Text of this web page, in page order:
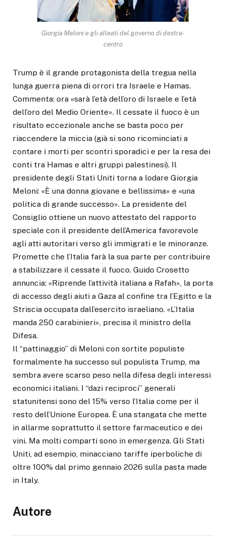
Giorgia Meloni e gli alleati del governo di destra-
centro
Trump è il grande protagonista della tregua nella
lunga guerra piena di orrori tra Israele e Hamas.
Commenta: ora «sarà l’età dell’oro di Israele e l’età
dell’oro del Medio Oriente». Il cessate il fuoco è un
risultato eccezionale anche se basta poco per
riaccendere la miccia (già si sono ricominciati a
contare i morti per scontri sporadici e per la resa dei
conti tra Hamas e altri gruppi palestinesi). Il
presidente degli Stati Uniti torna a lodare Giorgia
Meloni: «È una donna giovane e bellissima» e «una
politica di grande successo». La presidente del
Consiglio ottiene un nuovo attestato del rapporto
speciale con il presidente dell’America favorevole
agli atti autoritari verso gli immigrati e le minoranze.
Promette che l’Italia farà la sua parte per contribuire
a stabilizzare il cessate il fuoco. Guido Crosetto
annuncia: «Riprende l’attività italiana a Rafah», la porta
di accesso degli aiuti a Gaza al confine tra l’Egitto e la
Striscia occupata dall’esercito israeliano. «L’Italia
manda 250 carabinieri», precisa il ministro della
Difesa.
Il “pattinaggio” di Meloni con sortite populiste
formalmente ha successo sul populista Trump, ma
sembra avere scarso peso nella difesa degli interessi
economici italiani. I “dazi reciproci” generali
statunitensi sono del 15% verso l’Italia come per il
resto dell’Unione Europea. È una stangata che mette
in allarme soprattutto il settore farmaceutico e dei
vini. Ma molti comparti sono in emergenza. Gli Stati
Uniti, ad esempio, minacciano tariffe iperboliche di
oltre 100% dal primo gennaio 2026 sulla pasta made
in Italy.
Autore